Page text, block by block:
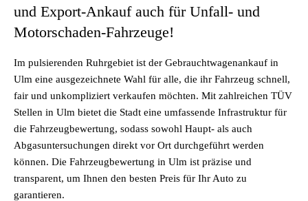
und Export-Ankauf auch für Unfall- und
Motorschaden-Fahrzeuge!
Im pulsierenden Ruhrgebiet ist der Gebrauchtwagenankauf in
Ulm eine ausgezeichnete Wahl für alle, die ihr Fahrzeug schnell,
fair und unkompliziert verkaufen möchten. Mit zahlreichen TÜV
Stellen in Ulm bietet die Stadt eine umfassende Infrastruktur für
die Fahrzeugbewertung, sodass sowohl Haupt- als auch
Abgasuntersuchungen direkt vor Ort durchgeführt werden
können. Die Fahrzeugbewertung in Ulm ist präzise und
transparent, um Ihnen den besten Preis für Ihr Auto zu
garantieren.